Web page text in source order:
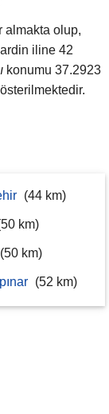
almakta olup,
iline 42
konumu 37.2923
(44 km)
km)
(50 km)
(52 km)